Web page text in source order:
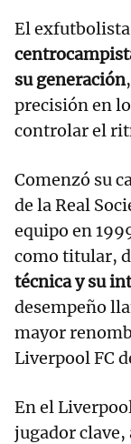
El
su generación
precisión en
controlar el
Comenzó su
de la Real
equipo en
como titular,
técnica y su
desempeño
mayor
Liverpool FC
En el
jugador clave,